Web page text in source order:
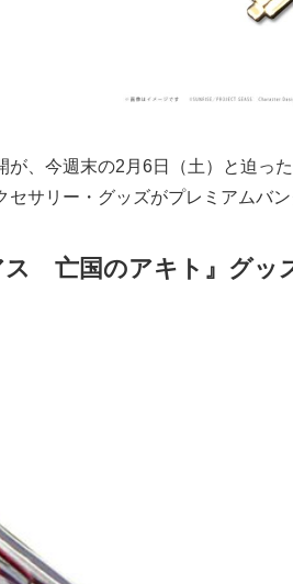
、 今週末の2月6日（土） と迫っ
セサリー・グッズがプレミアムバ
ス 亡国のアキト』グッ